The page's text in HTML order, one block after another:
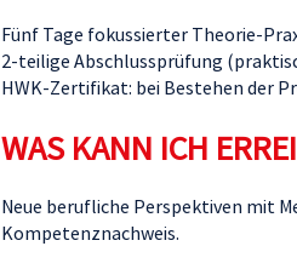
Fünf Tage fokussierter Theorie-
2-teilige Abschlussprüfung
HWK-Zertifikat: bei Bestehen der
WAS KANN ICH
Neue berufliche Perspektiven mit
Kompetenznachweis.